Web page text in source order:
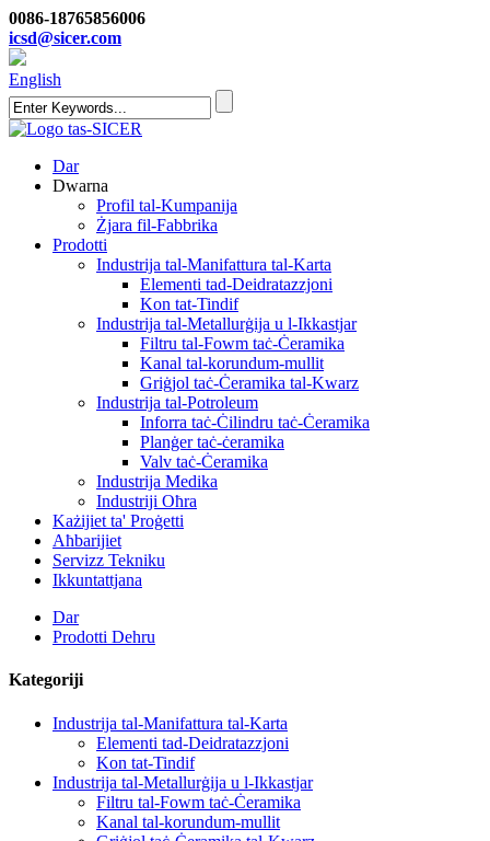
0086-18765856006
icsd@sicer.com
English
Dar
Dwarna
Profil tal-Kumpanija
Żjara fil-Fabbrika
Prodotti
Industrija tal-Manifattura tal-Karta
Elementi tad-Deidratazzjoni
Kon tat-Tindif
Industrija tal-Metallurġija u l-Ikkastjar
Filtru tal-Fowm taċ-Ċeramika
Kanal tal-korundum-mullit
Griġjol taċ-Ċeramika tal-Kwarz
Industrija tal-Potroleum
Inforra taċ-Ċilindru taċ-Ċeramika
Planġer taċ-ċeramika
Valv taċ-Ċeramika
Industrija Medika
Industriji Oħra
Każijiet ta' Proġetti
Aħbarijiet
Servizz Tekniku
Ikkuntattjana
Dar
Prodotti Dehru
Kategoriji
Industrija tal-Manifattura tal-Karta
Elementi tad-Deidratazzjoni
Kon tat-Tindif
Industrija tal-Metallurġija u l-Ikkastjar
Filtru tal-Fowm taċ-Ċeramika
Kanal tal-korundum-mullit